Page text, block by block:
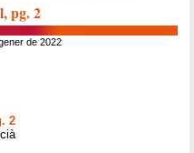
pg. 2
de 2022
2